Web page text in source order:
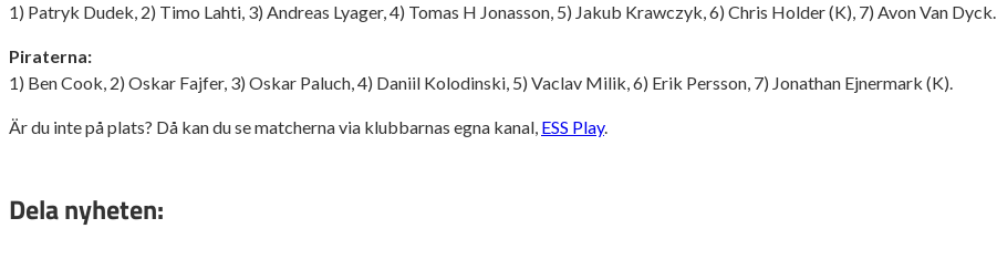
1) Patryk Dudek, 2) Timo Lahti, 3) Andreas Lyager, 4) Tomas H Jonasson, 5) Jakub Krawczyk, 6) Chris Holder (K), 7) Avon Van Dyck.
Piraterna:
1) Ben Cook, 2) Oskar Fajfer, 3) Oskar Paluch, 4) Daniil Kolodinski, 5) Vaclav Milik, 6) Erik Persson, 7) Jonathan Ejnermark (K).
Är du inte på plats? Då kan du se matcherna via klubbarnas egna kanal, ESS Play.
Dela nyheten: